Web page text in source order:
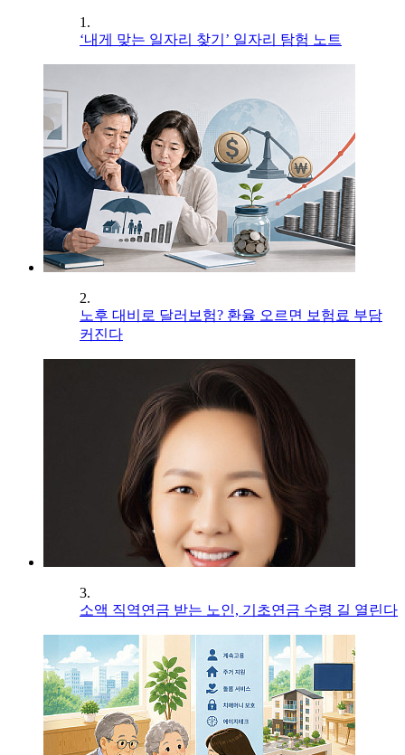
1.
‘내게 맞는 일자리 찾기’ 일자리 탐험 노트
2.
노후 대비로 달러보험? 환율 오르면 보험료 부담
커진다
3.
소액 직역연금 받는 노인, 기초연금 수령 길 열린다